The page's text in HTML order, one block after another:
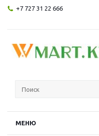
+7 727 31 22 666
МЕНЮ